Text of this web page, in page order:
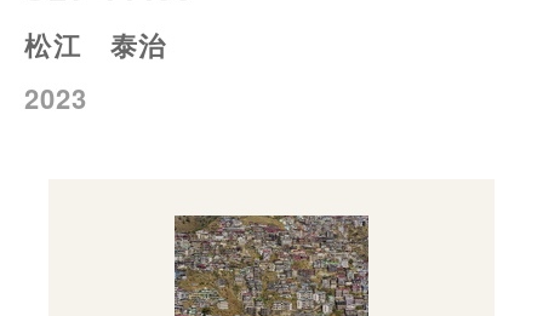
松江 泰治
2023